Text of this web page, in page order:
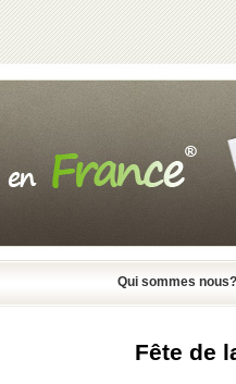
Qui sommes nous?
Fête de